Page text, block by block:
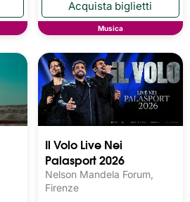
Musica
Il Volo Live Nei
Palasport 2026
Nelson Mandela Forum,
Firenze